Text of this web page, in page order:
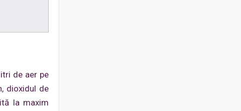
de aer pe
dioxidul de
la maxim